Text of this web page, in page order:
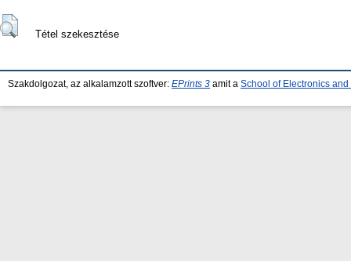
Tétel szekesztése
Szakdolgozat, az alkalamzott szoftver: EPrints 3 amit a School of Electronics